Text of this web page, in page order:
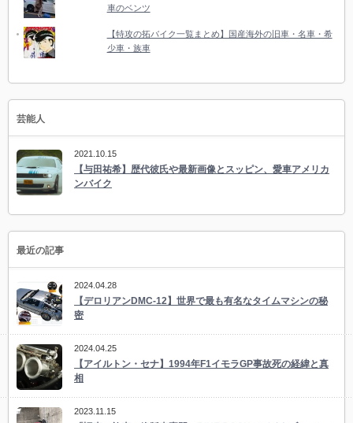
車のベンツ
【特攻の拓バイク一覧まとめ】国産海外の旧車・名車・希
少車・族車
芸能人
2021.10.15
【与田祐希】歴代彼氏や最新画像とスッピン、愛車アメリカ
ンバイク
最近の記事
2024.04.28
【デロリアンDMC-12】世界で最も有名なタイムマシンの秘
密
2024.04.25
【アイルトン・セナ】1994年F1イモラGP事故死の経緯と真
相
2023.11.15